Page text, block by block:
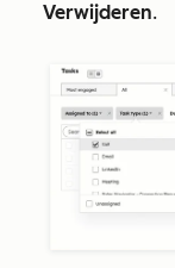
Verwijderen.